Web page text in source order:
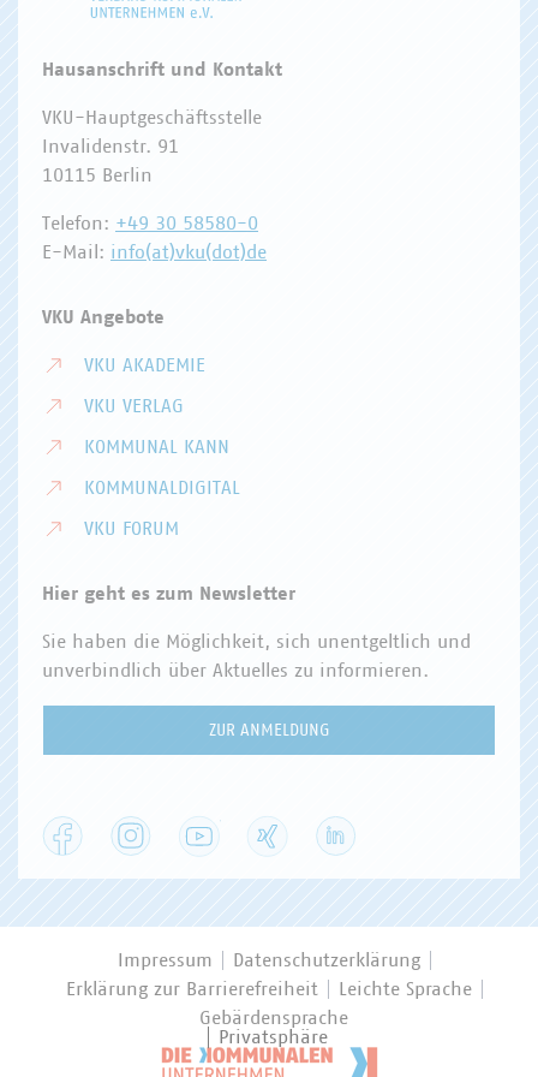
Hausanschrift und Kontakt
VKU-Hauptgeschäftsstelle
Invalidenstr. 91
10115 Berlin
Telefon: +49 30 58580-0
E-Mail: info(at)vku(dot)de
VKU Angebote
VKU AKADEMIE
VKU VERLAG
KOMMUNAL KANN
KOMMUNALDIGITAL
VKU FORUM
Hier geht es zum Newsletter
Sie haben die Möglichkeit, sich unentgeltlich und
unverbindlich über Aktuelles zu informieren.
ZUR ANMELDUNG
Facebook Instagram YouTube
Impressum
Datenschutzerklärung
Erklärung zur Barrierefreiheit
Leichte Sprache
Gebärdensprache
Privatsphäre